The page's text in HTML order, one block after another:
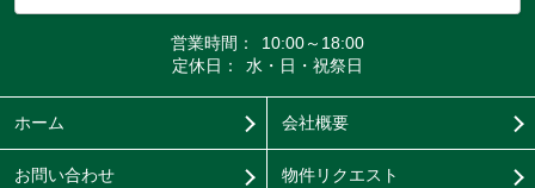
営業時間：
10:00～18:00
定休日：
水・日・祝祭日
ホーム 会社概要
お問い合わせ 物件リクエスト